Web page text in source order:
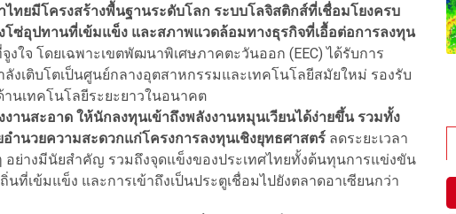
ทยมีโครงสร้างพื้นฐานระดับโลก ระบบโลจิสติกส์ที่เชื่อมโยงครบ
ซ่อุปทานที่เข้มแข็ง และสภาพแวดล้อมทางธุรกิจที่เอื้อต่อการลงทุน
ใจ โดยเฉพาะเขตพัฒนาพิเศษภาคตะวันออก (EEC) ได้รับการ
งเติบโตเป็นศูนย์กลางอุตสาหกรรมและเทคโนโลยีสมัยใหม่ รองรับ
นเทคโนโลยีระยะยาวในอนาคต
านสะอาด ให้นักลงทุนเข้าถึงพลังงานหมุนเวียนได้ง่ายขึ้น รวมทั้ง
ำนวยความสะดวกแก่โครงการลงทุนเชิงยุทธศาสตร์ ลดระยะเวลา
ย่างมีนัยสำคัญ รวมถึงจุดแข็งของประเทศไทยทั้งต้นทุนการแข่งขัน
เข้มแข็ง และการเข้าถึงเป็นประตูเชื่อมไปยังตลาดอาเซียนกว่า